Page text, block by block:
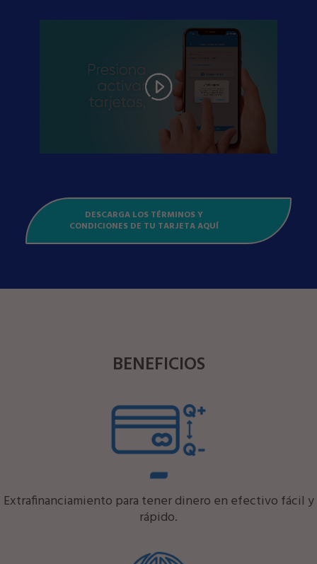
DESCARGA LOS TÉRMINOS Y
CONDICIONES DE TU TARJETA AQUÍ
BENEFICIOS
Extrafinanciamiento para tener dinero en efectivo fácil y
rápido.